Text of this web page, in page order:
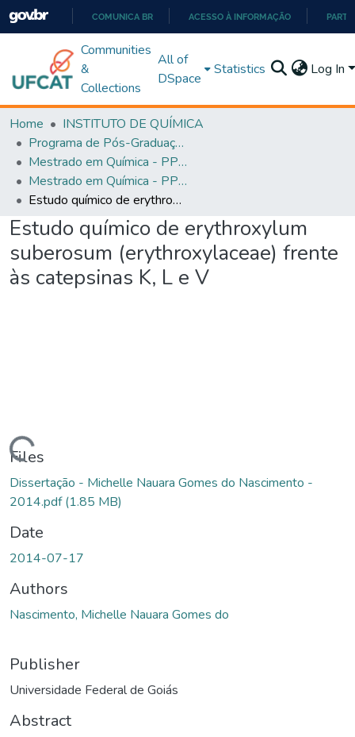
PARA
O
COMUNICA BR ACESSO À INFORMAÇÃO
Communities
&
Collections
All of
DSpace
Statistics Log In
Home
INSTITUTO DE QUÍMICA
Programa de Pós-Graduação em Química - PPGQ
Mestrado em Química - PPGQ
Mestrado em Química - PPGQ
Estudo químico de erythroxylum suberosum (erythroxylaceae) frente às catepsinas K, L e V
Estudo químico de erythroxylum
suberosum (erythroxylaceae) frente
às catepsinas K, L e V
Loading...
Files
Dissertação - Michelle Nauara Gomes do Nascimento -
2014.pdf(1.85 MB)
Date
2014-07-17
Authors
Nascimento, Michelle Nauara Gomes do
Publisher
Universidade Federal de Goiás
Abstract